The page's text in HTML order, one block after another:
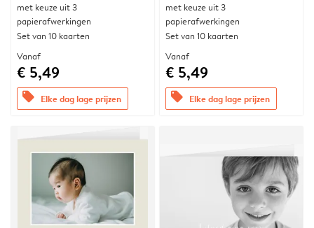
met keuze uit 3
papierafwerkingen
Set van 10 kaarten
Vanaf
€ 5,49
offers Elke dag lage prijzen
met keuze uit 3
papierafwerkingen
Set van 10 kaarten
Vanaf
€ 5,49
offers Elke dag lage prijzen